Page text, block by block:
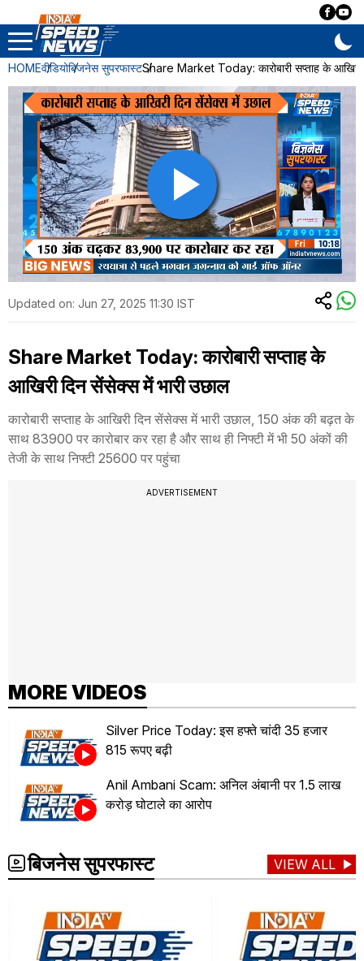
HOMEवीडियोबिजनेस सुपरफास्टShare Market Today: कारोबारी सप्ताह के
Updated on: Jun 27, 2025 11:30 IST
Share Market Today: कारोबारी सप्ताह के
आखिरी दिन सेंसेक्स में भारी उछाल
कारोबारी सप्ताह के आखिरी दिन सेंसेक्स में भारी उछाल, 150 अंक की बढ़त के
साथ 83900 पर कारोबार कर रहा है और साथ ही निफ्टी में भी 50 अंकों की
तेजी के साथ निफ्टी 25600 पर पहुंचा
ADVERTISEMENT
MORE VIDEOS
Silver Price Today: इस हफ्ते चांदी 35 हजार
815 रूपए बढ़ी
Anil Ambani Scam: अनिल अंबानी पर 1.5 लाख
करोड़ घोटाले का आरोप
बिजनेस सुपरफास्ट VIEW ALL